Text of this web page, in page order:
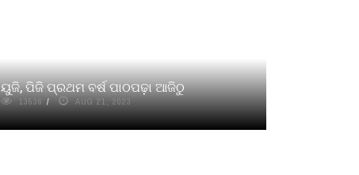
ୟୁଜି, ପିଜି ପ୍ରଥମ ବର୍ଷ ପାଠପଢ଼ା ଆଜିଠୁ
13536 AUG 21, 2023